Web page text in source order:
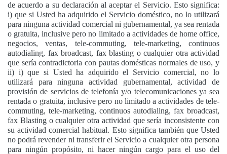
de acuerdo a su declaración al aceptar el Servicio. Esto significa:
i) que si Usted ha adquirido el Servicio doméstico, no lo utilizará
para ninguna actividad comercial ni gubernamental, ya sea rentada
o gratuita, inclusive pero no limitado a actividades de home office,
negocios, ventas, tele-commuting, tele-marketing, continuos
autodialing, fax broadcast, fax blasting o cualquier otra actividad
que sería contradictoria con pautas domésticas normales de uso, y
ii) i) que si Usted ha adquirido el Servicio comercial, no lo
utilizará para ninguna actividad gubernamental, actividad de
provisión de servicios de telefonía y/o telecomunicaciones ya sea
rentada o gratuita, inclusive pero no limitado a actividades de tele-
commuting, tele-marketing, continuos autodialing, fax broadcast,
fax Blasting o cualquier otra actividad que sería inconsistente con
su actividad comercial habitual. Esto significa también que Usted
no podrá revender ni transferir el Servicio a cualquier otra persona
para ningún propósito, ni hacer ningún cargo para el uso del